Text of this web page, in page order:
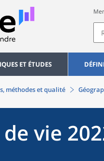
ET ÉTUDES
méthodes et qualité
vie